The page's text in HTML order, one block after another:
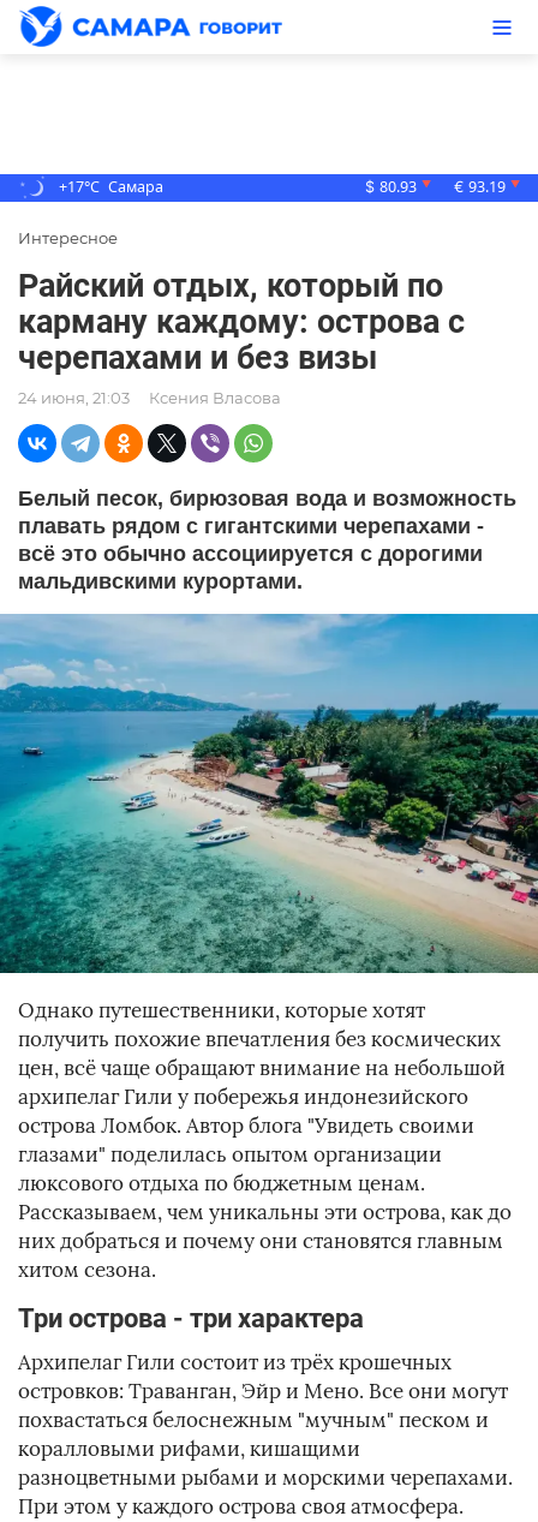
+17°C Самара $ 80.93 ▼ € 93.19 ▼
Интересное
Райский отдых, который по
карману каждому: острова с
черепахами и без визы
24 июня, 21:03 Ксения Власова
Белый песок, бирюзовая вода и возможность
плавать рядом с гигантскими черепахами -
всё это обычно ассоциируется с дорогими
мальдивскими курортами.
Однако путешественники, которые хотят
получить похожие впечатления без космических
цен, всё чаще обращают внимание на небольшой
архипелаг Гили у побережья индонезийского
острова Ломбок. Автор блога "Увидеть своими
глазами" поделилась опытом организации
люксового отдыха по бюджетным ценам.
Рассказываем, чем уникальны эти острова, как до
них добраться и почему они становятся главным
хитом сезона.
Три острова - три характера
Архипелаг Гили состоит из трёх крошечных
островков: Траванган, Эйр и Мено. Все они могут
похвастаться белоснежным "мучным" песком и
коралловыми рифами, кишащими
разноцветными рыбами и морскими черепахами.
При этом у каждого острова своя атмосфера.